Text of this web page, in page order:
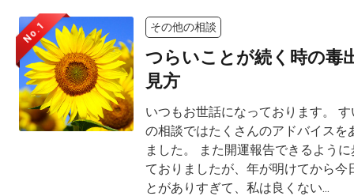
No.1 その他の相談
つらいことが続く時の毒
見方
いつもお世話になっております。
の相談ではたくさんのアドバイスを
ました。 また開運報告できるよう
ておりましたが、年が明けてから今
とがありすぎて、私は良くない...